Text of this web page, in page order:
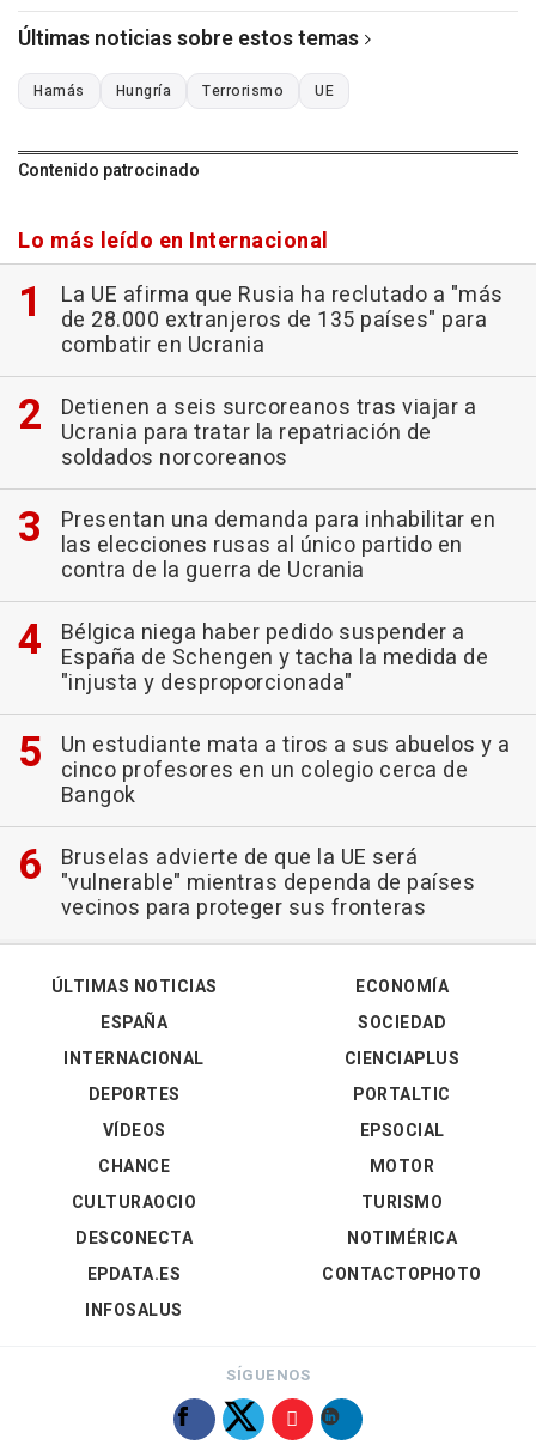
Últimas noticias sobre estos temas
Hamás Hungría Terrorismo UE
Contenido patrocinado
Lo más leído en Internacional
La UE afirma que Rusia ha reclutado a "más
de 28.000 extranjeros de 135 países" para
combatir en Ucrania
Detienen a seis surcoreanos tras viajar a
Ucrania para tratar la repatriación de
soldados norcoreanos
Presentan una demanda para inhabilitar en
las elecciones rusas al único partido en
contra de la guerra de Ucrania
Bélgica niega haber pedido suspender a
España de Schengen y tacha la medida de
"injusta y desproporcionada"
Un estudiante mata a tiros a sus abuelos y a
cinco profesores en un colegio cerca de
Bangok
Bruselas advierte de que la UE será
"vulnerable" mientras dependa de países
vecinos para proteger sus fronteras
ÚLTIMAS NOTICIAS
ESPAÑA
INTERNACIONAL
DEPORTES
VÍDEOS
ECONOMÍA
SOCIEDAD
CIENCIAPLUS
PORTALTIC
EPSOCIAL
CHANCE
CULTURAOCIO
DESCONECTA
EPDATA.ES
INFOSALUS
MOTOR
TURISMO
NOTIMÉRICA
CONTACTOPHOTO
SÍGUENOS